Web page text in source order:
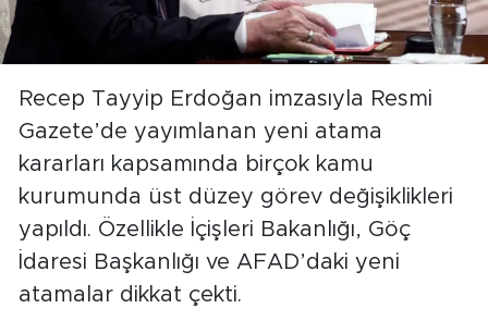
Recep Tayyip Erdoğan imzasıyla Resmi
Gazete’de yayımlanan yeni atama
kararları kapsamında birçok kamu
kurumunda üst düzey görev değişiklikleri
yapıldı. Özellikle İçişleri Bakanlığı, Göç
İdaresi Başkanlığı ve AFAD’daki yeni
atamalar dikkat çekti.